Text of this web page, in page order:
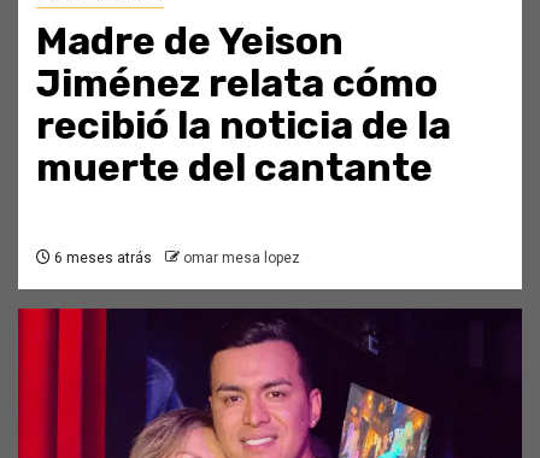
Madre de Yeison
Jiménez relata cómo
recibió la noticia de la
muerte del cantante
6 meses atrás omar mesa lopez